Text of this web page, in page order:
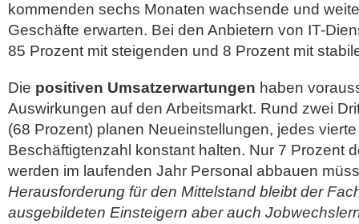
kommenden sechs Monaten wachsende und
Geschäfte erwarten. Bei den Anbietern von IT-
85 Prozent mit steigenden und 8 Prozent mit
Die positiven Umsatzerwartungen haben
Auswirkungen auf den Arbeitsmarkt. Rund zwei
(68 Prozent) planen Neueinstellungen, jedes
Beschäftigtenzahl konstant halten. Nur 7 Prozent
werden im laufenden Jahr Personal abbauen
Herausforderung für den Mittelstand bleibt der
ausgebildeten Einsteigern aber auch